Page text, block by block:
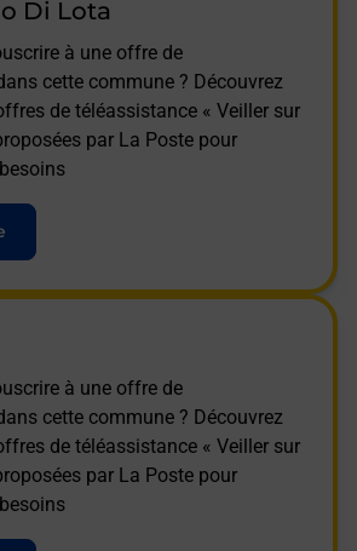
Di Lota
à une offre de
cette commune ? Découvrez
de téléassistance « Veiller sur
par La Poste pour
à une offre de
cette commune ? Découvrez
de téléassistance « Veiller sur
par La Poste pour